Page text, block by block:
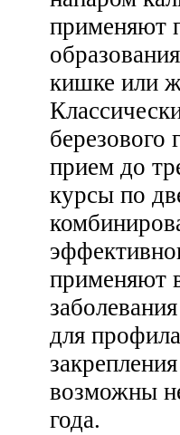
применяют
кишке или
березового
прием до
курсы по
применяют
для
возможны
года.